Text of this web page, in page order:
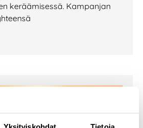
keräämisessä. Kampanjan